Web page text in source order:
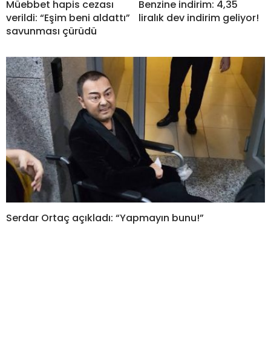
Müebbet hapis cezası
verildi: “Eşim beni aldattı”
savunması çürüdü
Benzine indirim: 4,35
liralık dev indirim geliyor!
Serdar Ortaç açıkladı: “Yapmayın bunu!”